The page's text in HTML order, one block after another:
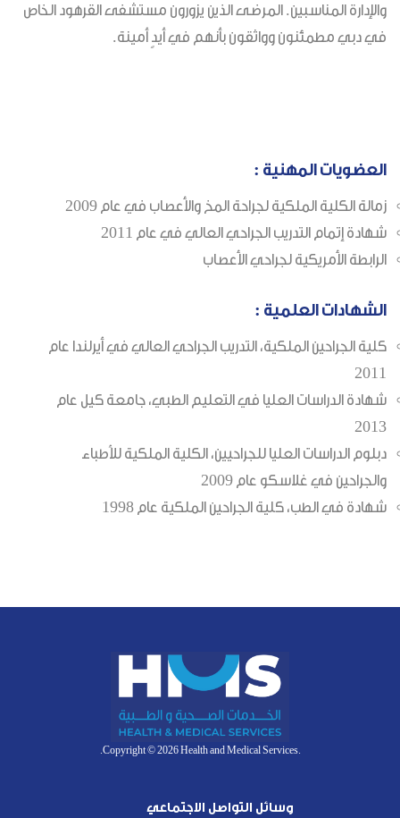
والإدارة المناسبين. المرضى الذين يزورون مستشفى القرهود الخاص
في دبي مطمئنون وواثقون بأنهم في أيدٍ أمينة.
العضويات المهنية :
زمالة الكلية الملكية لجراحة المخ والأعصاب في عام 2009
شهادة إتمام التدريب الجراحي العالي في عام 2011
الرابطة الأمريكية لجراحي الأعصاب
الشهادات العلمية :
كلية الجراحين الملكية، التدريب الجراحي العالي في أيرلندا عام
2011
شهادة الدراسات العليا في التعليم الطبي، جامعة كيل عام
2013
دبلوم الدراسات العليا للجراحيين، الكلية الملكية للأطباء
والجراحين في غلاسكو عام 2009
شهادة في الطب، كلية الجراحين الملكية عام 1998
.Copyright © 2026 Health and Medical Services.
وسائل التواصل الاجتماعي